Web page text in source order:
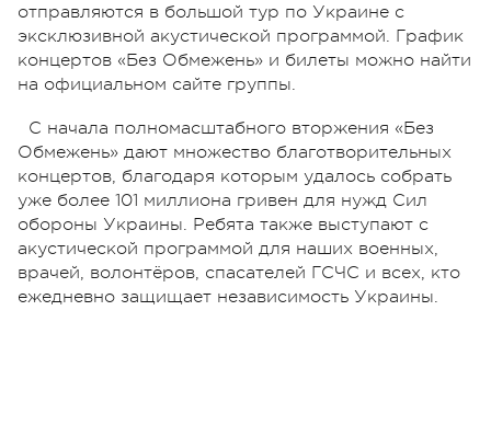
отправляются в большой тур по Украине с
эксклюзивной акустической программой. График
концертов «Без Обмежень» и билеты можно найти
на официальном сайте группы.
С начала полномасштабного вторжения «Без
Обмежень» дают множество благотворительных
концертов, благодаря которым удалось собрать
уже более 101 миллиона гривен для нужд Сил
обороны Украины. Ребята также выступают с
акустической программой для наших военных,
врачей, волонтёров, спасателей ГСЧС и всех, кто
ежедневно защищает независимость Украины.